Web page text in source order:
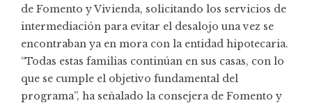
de Fomento y Vivienda, solicitando los servicios de
intermediación para evitar el desalojo una vez se
encontraban ya en mora con la entidad hipotecaria.
“Todas estas familias continúan en sus casas, con lo
que se cumple el objetivo fundamental del
programa”, ha señalado la consejera de Fomento y